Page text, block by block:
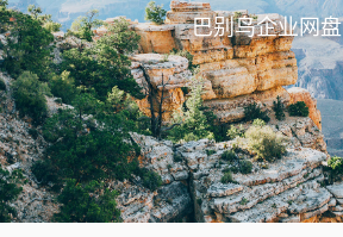
巴别鸟企业网盘